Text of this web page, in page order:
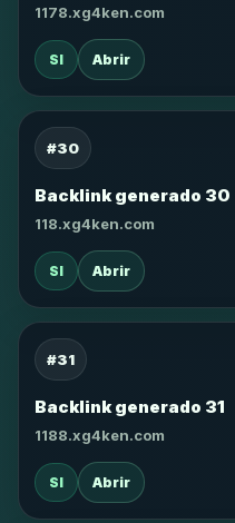
1178.xg4ken.com
SI Abrir
#30
Backlink generado 30
118.xg4ken.com
SI Abrir
#31
Backlink generado 31
1188.xg4ken.com
SI Abrir